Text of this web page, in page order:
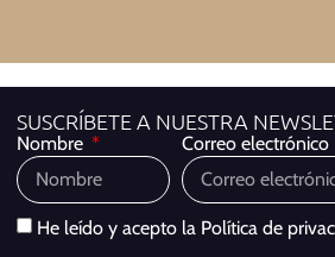
SUSCRÍBETE A NUESTRA
Nombre Correo electrónico
He leído y acepto la Política de